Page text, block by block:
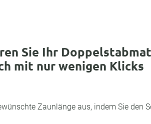
Sie Ihr
mit nur wenigen Klicks
Zaunlänge aus, indem Sie den